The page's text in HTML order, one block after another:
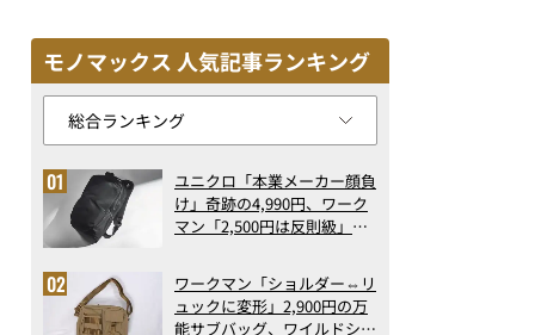
モノマックス 人気記事ランキング
ユニクロ「本業メーカー顔負
け」奇跡の4,990円、ワーク
マン「2,500円は反則級」凄
ト3】（2026年6月版）
ワークマン「ショルダー⇔リ
ュックに変形」2,900円の万
能サブバッグ、ワイルドシン